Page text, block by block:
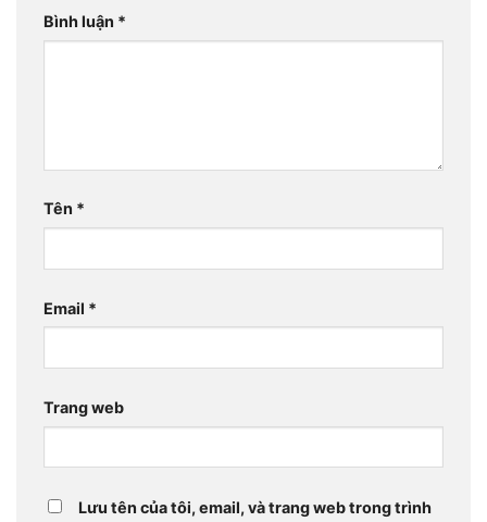
Bình luận *
Tên *
Email *
Trang web
Lưu tên của tôi, email, và trang web trong trình